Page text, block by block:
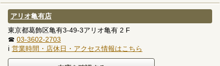
アリオ亀有店
東京都葛飾区亀有3-49-3アリオ亀有 2 F
☎ 03-3602-2703
ℹ 営業時間・店休日・アクセス情報はこちら